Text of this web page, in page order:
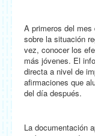
A primeros del
sobre la situación
vez, conocer los
más jóvenes. El
directa a nivel de
afirmaciones que
del día después.
La documentación